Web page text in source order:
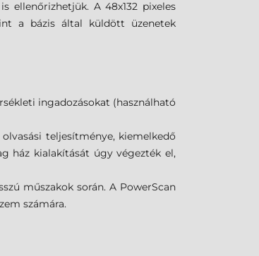
ellenőrizhetjük. A 48x132 pixeles
a bázis által küldött üzenetek
ingadozásokat (használható
teljesítménye, kiemelkedő
ház kialakítását úgy végezték el,
műszakok során. A PowerScan
számára.